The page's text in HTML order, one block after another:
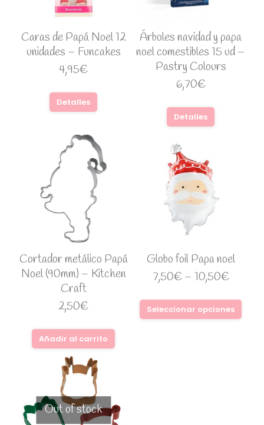
Caras de Papá Noel 12
unidades – Funcakes
4,95€
Detalles
Árboles navidad y papa
noel comestibles 15 ud –
Pastry Colours
6,70€
Detalles
Cortador metálico Papá
Noel (90mm) – Kitchen
Craft
2,50€
Añadir al carrito
Globo foil Papa noel
7,50€– 10,50€
Seleccionar opciones
Out of stock